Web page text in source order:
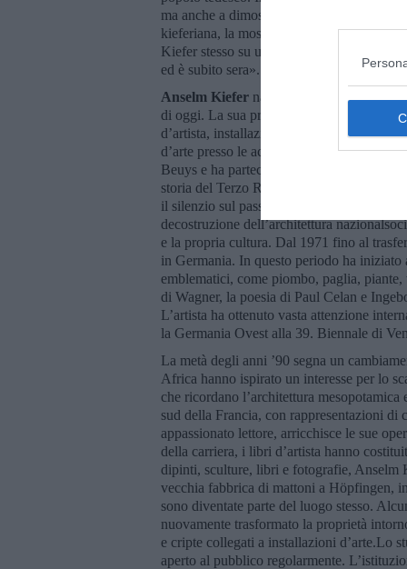
ma anche a dimostrazione
kieferiana, la mostra si chiude con i
Kiefer stesso su una parete della sala:
ed è subito sera».
Anselm Kiefer nato nel 1945 a
di oggi. La sua pratica artistica abbraccia
d’artista, installazioni e architettura.
d’arte presso le accademie di Friburgo e
Beuys e ha partecipato alla sua azione
storia del Terzo Reich e si è confrontato
il silenzio sul passato recente. Attraverso
decostruzione dell’architettura
e la propria cultura. Dal 1971 fino al
in Germania. In questo periodo ha
emblematici, come piombo, paglia,
di Wagner, la poesia di Paul Celan e
L’artista ha ottenuto vasta attenzione
la Germania Ovest alla 39. Biennale di
La metà degli anni ’90 segna un
Africa hanno ispirato un interesse per lo
che ricordano l’architettura
sud della Francia, con rappresentazioni
appassionato lettore, arricchisce le sue
della carriera, i libri d’artista hanno
dipinti, sculture, libri e fotografie, Anselm
vecchia fabbrica di mattoni a Höpfingen,
sono diventate parte del luogo stesso.
nuovamente trasformato la proprietà
e cripte collegati a installazioni d’arte.Lo
aperto al pubblico regolarmente.